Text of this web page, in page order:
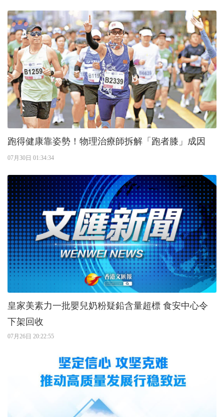
跑得健康靠姿勢！物理治療師拆解「跑者膝」成因
07月30日 01:34:34
皇家美素力一批嬰兒奶粉疑鉛含量超標 食安中心令
下架回收
07月26日 20:22:55